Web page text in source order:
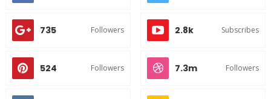
735 Followers 2.8k Subscribes
524 Followers 7.3m Followers